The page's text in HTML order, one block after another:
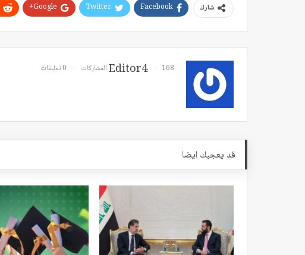
شارك Facebook
Twitter
Google+
Editor4 168 المشاركات 0 تعليقات
قد يعجبك ايضا